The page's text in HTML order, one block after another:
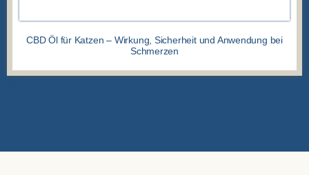
CBD Öl für Katzen – Wirkung, Sicherheit und Anwendung bei
Schmerzen